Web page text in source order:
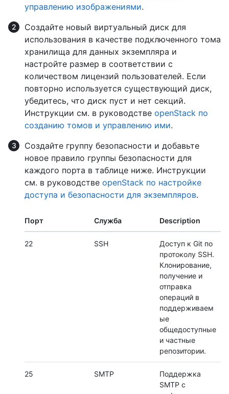
управлению изображениями.
Создайте новый виртуальный диск для
использования в качестве подключенного тома
хранилища для данных экземпляра и
настройте размер в соответствии с
количеством лицензий пользователей. Если
повторно используется существующий диск,
убедитесь, что диск пуст и нет секций.
Инструкции см. в руководстве openStack по
созданию томов и управлению ими.
Создайте группу безопасности и добавьте
новое правило группы безопасности для
каждого порта в таблице ниже. Инструкции
см. в руководстве openStack по настройке
доступа и безопасности для экземпляров.
Порт Служба Description
22 SSH
Доступ к Git по
протоколу SSH.
Клонирование,
получение и
отправка
операций в
поддерживаем
ые
общедоступные
и частные
репозитории.
25 SMTP
Поддержка
SMTP с